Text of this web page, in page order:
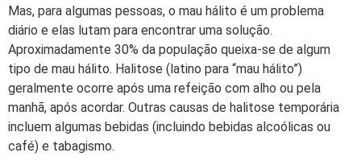
Mas, para algumas pessoas, o mau hálito é um problema
diário e elas lutam para encontrar uma solução.
Aproximadamente 30% da população queixa-se de algum
tipo de mau hálito. Halitose (latino para “mau hálito”)
geralmente ocorre após uma refeição com alho ou pela
manhã, após acordar. Outras causas de halitose temporária
incluem algumas bebidas (incluindo bebidas alcoólicas ou
café) e tabagismo.